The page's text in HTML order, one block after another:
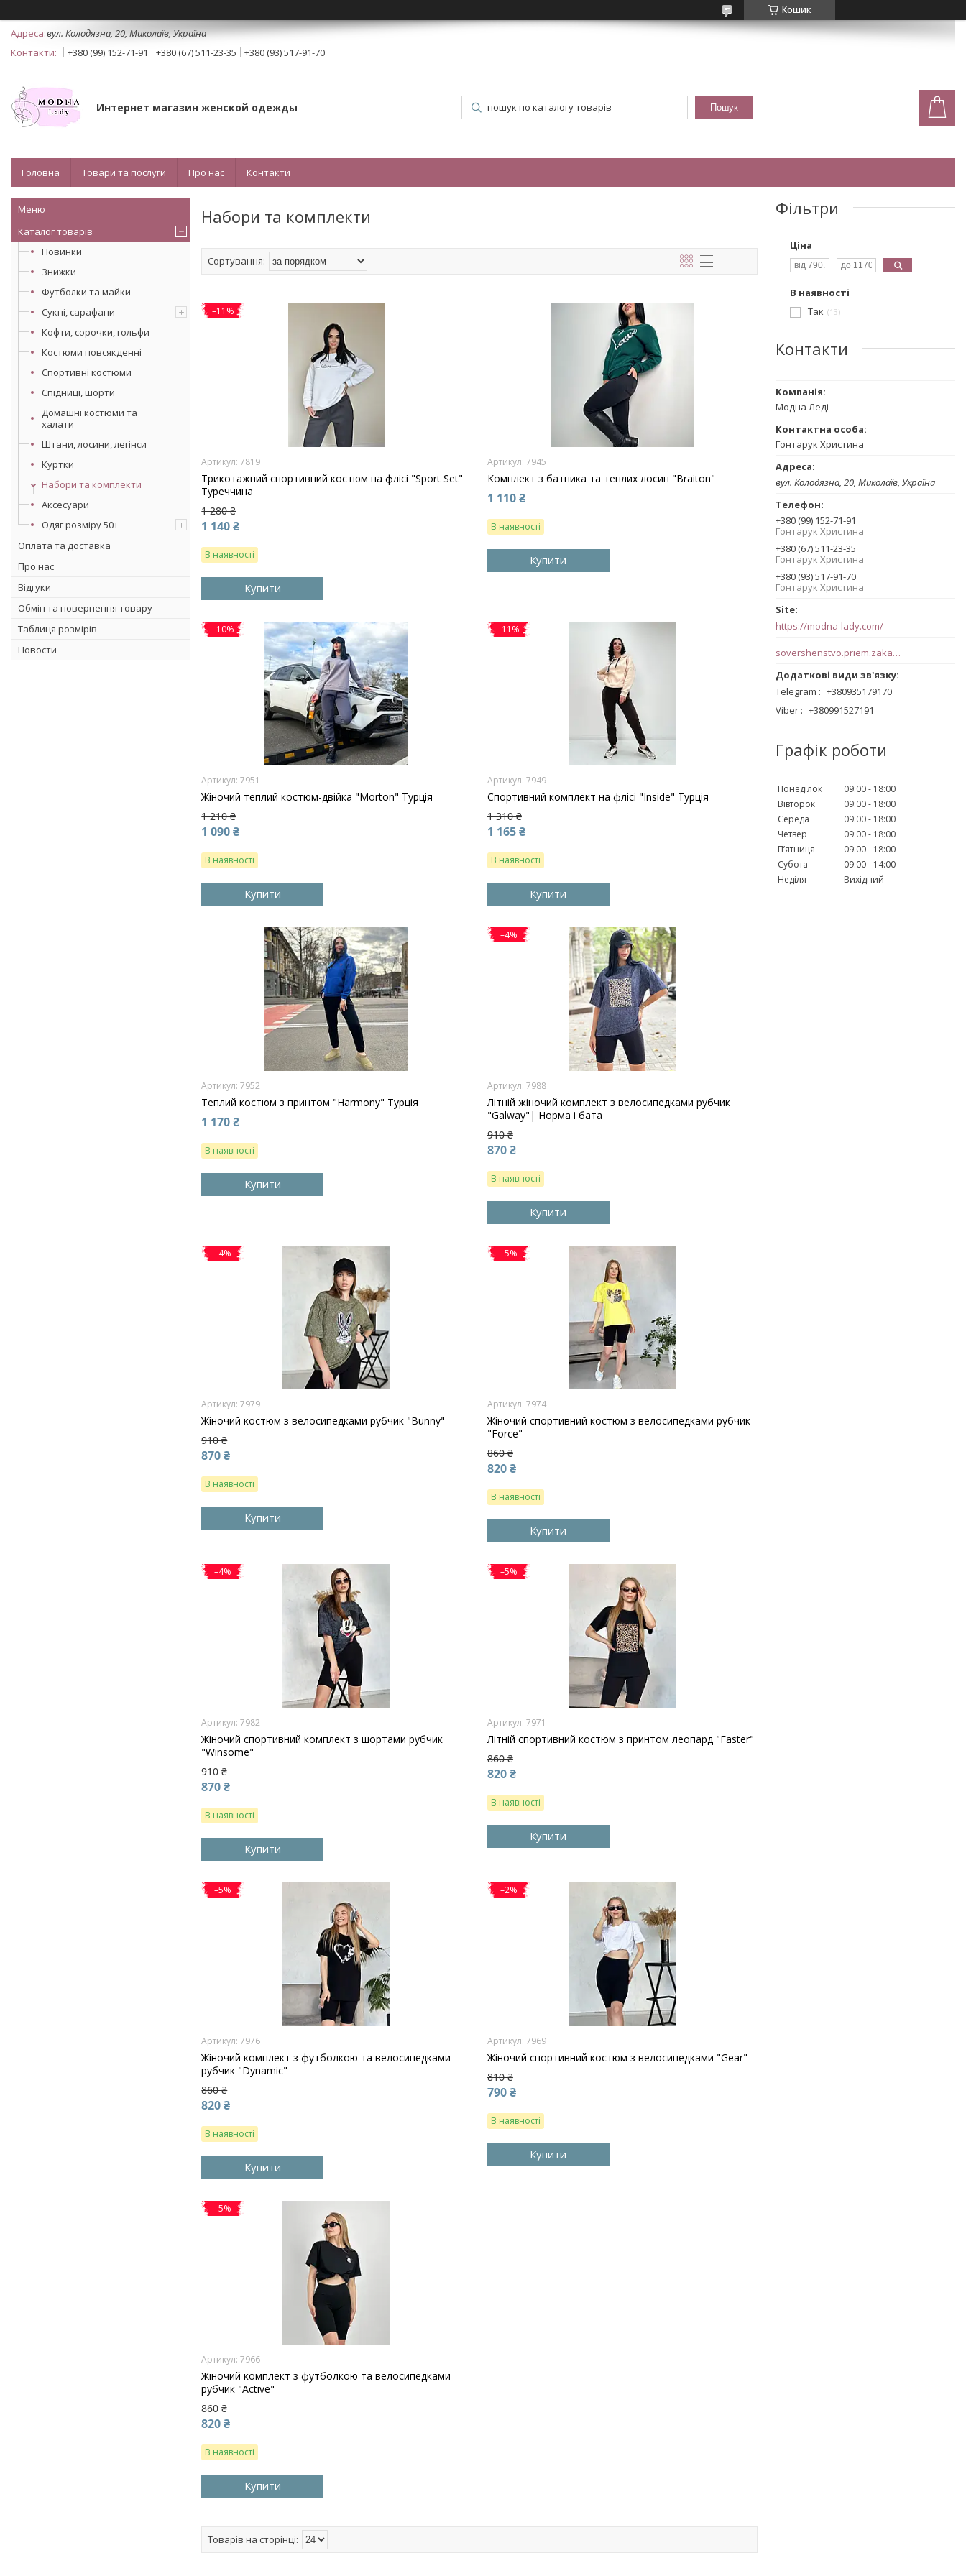
Кошик
вул. Колодязна, 20, Миколаїв, Україна
+380 (99) 152-71-91
+380 (67) 511-23-35 +380 (93) 517-91-70
Интернет магазин женской одежды Пошук
Головна Товари та послуги Про нас Контакти
Каталог товарів
Новинки
Знижки
Футболки та майки
Сукні, сарафани
Кофти, сорочки, гольфи
Костюми повсякденні
Спортивні костюми
Спідниці, шорти
Домашні костюми та
халати
Штани, лосини, легінси
Куртки
Набори та комплекти
Аксесуари
Одяг розміру 50+
Оплата та доставка
Про нас
Відгуки
Обмін та повернення товару
Таблиця розмірів
Новости
Набори та комплекти
–11%
7819
Трикотажний спортивний костюм на флісі "Sport Set"
Туреччина
1 280 ₴
1 140 ₴
В наявності
Купити
7945
Комплект з батника та теплих лосин "Braiton"
1 110 ₴
В наявності
Купити
–10%
7951
Жіночий теплий костюм-двійка "Morton" Турція
1 210 ₴
1 090 ₴
В наявності
Купити
–11%
7949
Спортивний комплект на флісі "Inside" Турція
1 310 ₴
1 165 ₴
В наявності
Купити
7952
Теплий костюм з принтом "Harmony" Турція
1 170 ₴
В наявності
Купити
–4%
7988
Літній жіночий комплект з велосипедками рубчик
"Galway"| Норма і бата
910 ₴
870 ₴
В наявності
Купити
–4%
7979
Жіночий костюм з велосипедками рубчик "Bunny"
910 ₴
870 ₴
В наявності
Купити
–5%
7974
Жіночий спортивний костюм з велосипедками рубчик
"Force"
860 ₴
820 ₴
В наявності
Купити
–4%
7982
Жіночий спортивний комплект з шортами рубчик
"Winsome"
910 ₴
870 ₴
В наявності
Купити
–5%
7971
Літній спортивний костюм з принтом леопард "Faster"
860 ₴
820 ₴
В наявності
Купити
–5%
7976
Жіночий комплект з футболкою та велосипедками
рубчик "Dynamic"
860 ₴
820 ₴
В наявності
Купити
–2%
7969
Жіночий спортивний костюм з велосипедками "Gear"
810 ₴
790 ₴
В наявності
Купити
–5%
7966
Жіночий комплект з футболкою та велосипедками
рубчик "Active"
860 ₴
820 ₴
В наявності
Купити
Фільтри
Ціна
В наявності
Так
13
Контакти
Модна Леді
Гонтарук Христина
вул. Колодязна, 20, Миколаїв, Україна
+380 (99) 152-71-91
Гонтарук Христина
+380 (67) 511-23-35
Гонтарук Христина
+380 (93) 517-91-70
Гонтарук Христина
https://modna-lady.com/
sovershenstvo.priem.zakazov@gmail.com
Telegram
+380935179170
Viber
+380991527191
Графік роботи
Понеділок 09:00
18:00
Вівторок
09:00
18:00
Середа
09:00
18:00
Четвер
09:00
18:00
Пʼятниця
09:00
18:00
Субота
09:00
14:00
Неділя
Вихідний